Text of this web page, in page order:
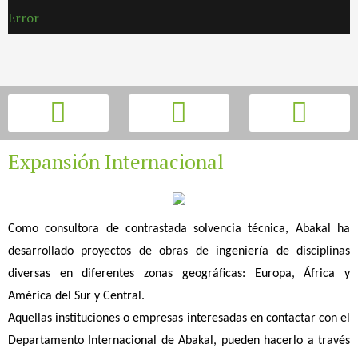
Error
Expansión Internacional
Como consultora de contrastada solvencia técnica, Abakal ha
desarrollado proyectos de obras de ingeniería de disciplinas
diversas en diferentes zonas geográficas: Europa, África y
América del Sur y Central.
Aquellas instituciones o empresas interesadas en contactar con el
Departamento Internacional de Abakal, pueden hacerlo a través